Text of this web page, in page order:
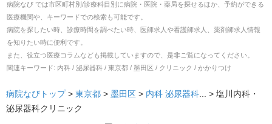
病院なび では市区町村別/診療科目別に病院・医院・薬局を探せるほか、予約ができる
医療機関や、キーワードでの検索も可能です。
病院を探したい時、診療時間を調べたい時、医師求人や看護師求人、薬剤師求人情報
を知りたい時に便利です。
また、役立つ医療コラムなども掲載していますので、是非ご覧になってください。
関連キーワード: 内科 / 泌尿器科 / 東京都 / 墨田区 / クリニック / かかりつけ
病院なびトップ > 東京都 > 墨田区 > 内科 泌尿器科... > 塩川内科・
泌尿器科クリニック